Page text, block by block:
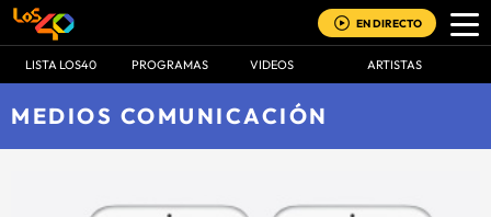
EN DIRECTO
LISTA LOS40 PROGRAMAS VIDEOS ARTISTAS
MEDIOS COMUNICACIÓN